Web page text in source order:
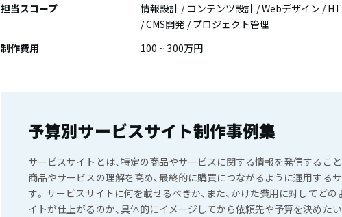
担当スコープ
情報設計 / コンテンツ設計 / Webデザイン /
/ CMS開発 / プロジェクト管理
制作費用
100 ~ 300万円
予算別サービスサイト制作事例集
サービスサイトとは、特定の商品やサービスに関する情報を発信するこ
商品やサービスの理解を高め、最終的に購買につながるように運用する
す。 サービスサイトに何を載せるべきか、また、かけた費用に対してどの
イトが仕上がるのか、具体的にイメージしてから依頼先や予算を決めた